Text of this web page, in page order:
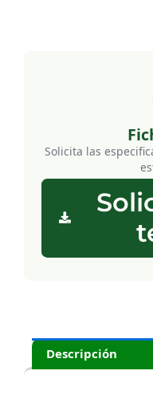
Solicita las
Descripción